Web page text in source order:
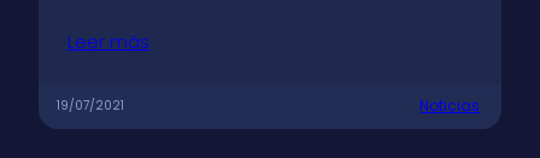
Leer más
19/07/2021 Noticias